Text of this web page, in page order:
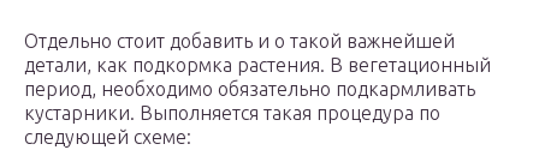
Отдельно стоит добавить и о такой важнейшей
детали, как подкормка растения. В вегетационный
период, необходимо обязательно подкармливать
кустарники. Выполняется такая процедура по
следующей схеме: